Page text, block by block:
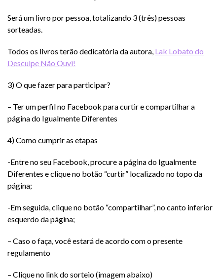
Será um livro por pessoa, totalizando 3 (três) pessoas
sorteadas.
Todos os livros terão dedicatória da autora, Lak Lobato do
Desculpe Não Ouvi!
3) O que fazer para participar?
– Ter um perfil no Facebook para curtir e compartilhar a
página do Igualmente Diferentes
4) Como cumprir as etapas
-Entre no seu Facebook, procure a página do Igualmente
Diferentes e clique no botão “curtir” localizado no topo da
página;
-Em seguida, clique no botão “compartilhar”, no canto inferior
esquerdo da página;
– Caso o faça, você estará de acordo com o presente
regulamento
– Clique no link do sorteio (imagem abaixo)